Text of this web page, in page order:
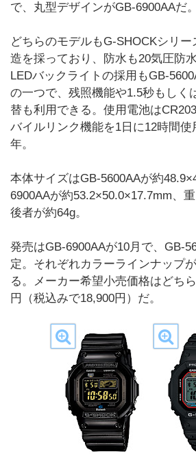
で、丸型デザインがGB-6900AAだ。
どちらのモデルもG-SHOCKシリ
造を採っており、防水も20気圧防
LEDバックライトの採用もGB-
の一つで、残照機能や1.5秒もしく
替も利用できる。使用電池は
バイルリンク機能を1日に12時間
年。
本体サイズはGB-5600AAが約
6900AAが約53.2×50.0×17.7mm、
後者が約64g。
発売はGB-6900AAが10月で、GB-
定。それぞれカラーラインナップ
る。メーカー希望小売価格はどち
円（税込みで18,900円）だ。